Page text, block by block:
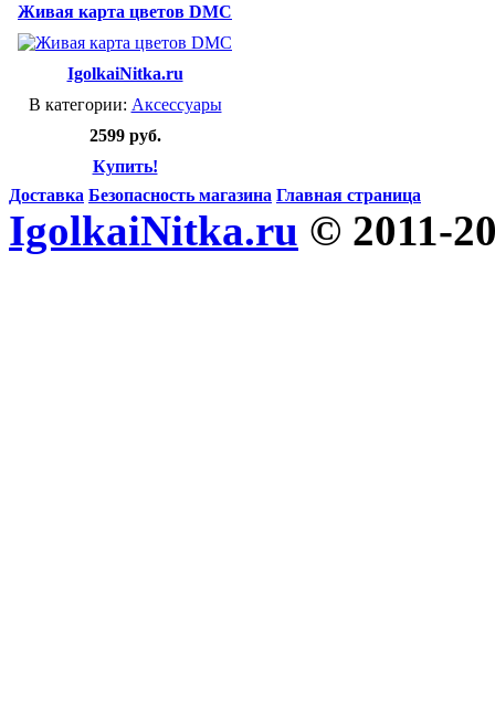
Живая карта цветов DMC
IgolkaiNitka.ru
В категории: Аксессуары
2599 руб.
Купить!
Доставка Безопасность магазина Главная страница
IgolkaiNitka.ru © 2011-